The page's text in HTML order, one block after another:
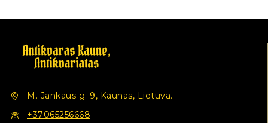
M. Jankaus g. 9, Kaunas, Lietuva.
+37065256668